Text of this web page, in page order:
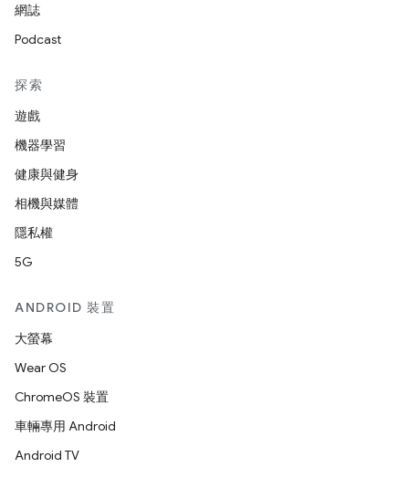
網誌
Podcast
探索
遊戲
機器學習
健康與健身
相機與媒體
隱私權
5G
ANDROID 裝置
大螢幕
Wear OS
ChromeOS 裝置
車輛專用 Android
Android TV